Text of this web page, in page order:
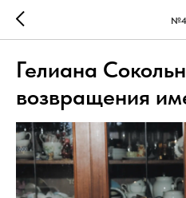
№4
Гелиана
возвращения